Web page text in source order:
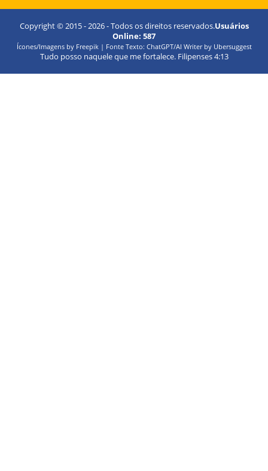
Copyright © 2015 -2026- Todos os direitos reservados.Usuários
Online: 587
Ícones/Imagens by Freepik | Fonte Texto: ChatGPT/AI Writer by Ubersuggest
Tudo posso naquele que me fortalece. Filipenses 4:13